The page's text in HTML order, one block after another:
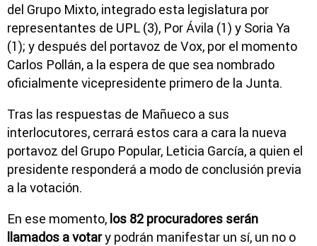
del Grupo Mixto, integrado esta legislatura por
representantes de UPL (3), Por Ávila (1) y Soria Ya
(1); y después del portavoz de Vox, por el momento
Carlos Pollán, a la espera de que sea nombrado
oficialmente vicepresidente primero de la Junta.
Tras las respuestas de Mañueco a sus
interlocutores, cerrará estos cara a cara la nueva
portavoz del Grupo Popular, Leticia García, a quien el
presidente responderá a modo de conclusión previa
a la votación.
En ese momento, los 82 procuradores serán
llamados a votary podrán manifestar un sí, un no o